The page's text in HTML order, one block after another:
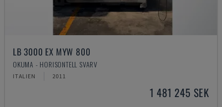
LB 3000 EX MYW 800
OKUMA - HORISONTELL SVARV
ITALIEN 2011
1 481 245 SEK